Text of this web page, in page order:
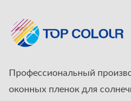
Профессиональный
оконных пленок для